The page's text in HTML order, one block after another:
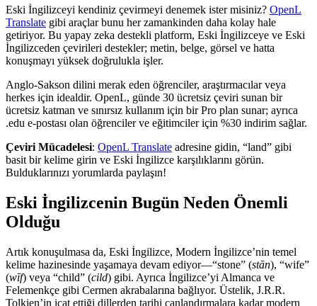
Eski İngilizceyi kendiniz çevirmeyi denemek ister misiniz? OpenL
Translate gibi araçlar bunu her zamankinden daha kolay hale
getiriyor. Bu yapay zeka destekli platform, Eski İngilizceye ve Eski
İngilizceden çevirileri destekler; metin, belge, görsel ve hatta
konuşmayı yüksek doğrulukla işler.
Anglo-Sakson dilini merak eden öğrenciler, araştırmacılar veya
herkes için idealdir. OpenL, günde 30 ücretsiz çeviri sunan bir
ücretsiz katman ve sınırsız kullanım için bir Pro plan sunar; ayrıca
.edu e-postası olan öğrenciler ve eğitimciler için %30 indirim sağlar.
Çeviri Mücadelesi: OpenL Translate adresine gidin, “land” gibi
basit bir kelime girin ve Eski İngilizce karşılıklarını görün.
Bulduklarınızı yorumlarda paylaşın!
Eski İngilizcenin Bugün Neden Önemli
Olduğu
Artık konuşulmasa da, Eski İngilizce, Modern İngilizce’nin temel
kelime hazinesinde yaşamaya devam ediyor—“stone” (stān), “wife”
(wīf) veya “child” (cild) gibi. Ayrıca İngilizce’yi Almanca ve
Felemenkçe gibi Cermen akrabalarına bağlıyor. Üstelik, J.R.R.
Tolkien’in icat ettiği dillerden tarihi canlandırmalara kadar modern